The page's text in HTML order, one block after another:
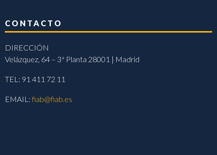
CONTACTO
DIRECCIÓN
Velázquez, 64 – 3ª Planta 28001 | Madrid
TEL: 91 411 72 11
EMAIL:fiab@fiab.es